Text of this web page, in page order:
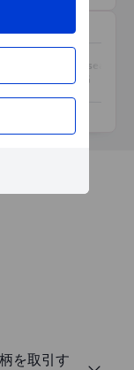
Biotech Research
Info Network AG
を取引す